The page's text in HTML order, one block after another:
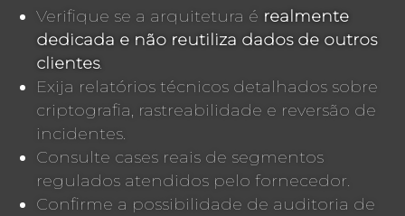
Verifique se a arquitetura é realmente
dedicada e não reutiliza dados de outros
clientes.
Exija relatórios técnicos detalhados sobre
criptografia, rastreabilidade e reversão de
incidentes.
Consulte cases reais de segmentos
regulados atendidos pelo fornecedor.
Confirme a possibilidade de auditoria de